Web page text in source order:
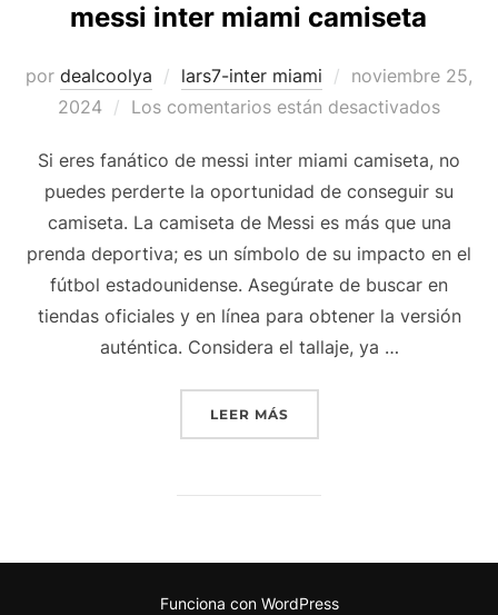
messi inter miami camiseta
por dealcoolya lars7-inter miami
Publicado
el
noviembre 25,
2024
Los comentarios están desactivados
Si eres fanático de messi inter miami camiseta, no
puedes perderte la oportunidad de conseguir su
camiseta. La camiseta de Messi es más que una
prenda deportiva; es un símbolo de su impacto en el
fútbol estadounidense. Asegúrate de buscar en
tiendas oficiales y en línea para obtener la versión
auténtica. Considera el tallaje, ya …
LEER MÁS«MESSI INTER MIAMI
Funciona con WordPress